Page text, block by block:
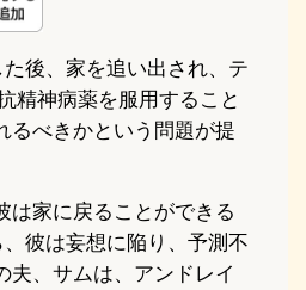
後、家を追い出され、テ
精神病薬を服用すること
るべきかという問題が提
は家に戻ることができる
彼は妄想に陥り、予測不
夫、サムは、アンドレイ